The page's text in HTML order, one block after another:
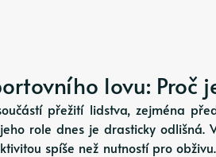
lovu: Proč
přežití lidstva, zejména
role dnes je drasticky odlišná.
spíše než nutností pro